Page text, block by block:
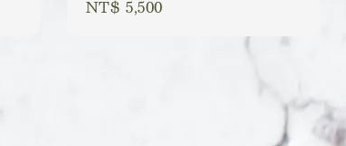
Regular
NT$ 5,500